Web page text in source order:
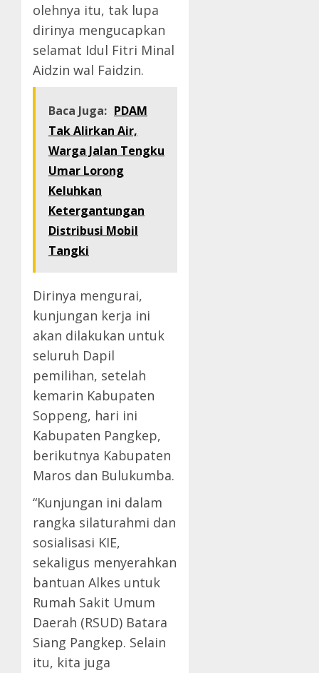
olehnya itu, tak lupa
dirinya mengucapkan
selamat Idul Fitri Minal
Aidzin wal Faidzin.
Baca Juga: PDAM
Tak Alirkan Air,
Warga Jalan Tengku
Umar Lorong
Keluhkan
Ketergantungan
Distribusi Mobil
Tangki
Dirinya mengurai,
kunjungan kerja ini
akan dilakukan untuk
seluruh Dapil
pemilihan, setelah
kemarin Kabupaten
Soppeng, hari ini
Kabupaten Pangkep,
berikutnya Kabupaten
Maros dan Bulukumba.
“Kunjungan ini dalam
rangka silaturahmi dan
sosialisasi KIE,
sekaligus menyerahkan
bantuan Alkes untuk
Rumah Sakit Umum
Daerah (RSUD) Batara
Siang Pangkep. Selain
itu, kita juga